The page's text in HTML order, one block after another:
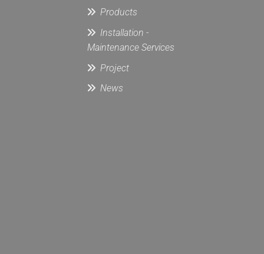
Products
Installation -
Maintenance Services
Project
News